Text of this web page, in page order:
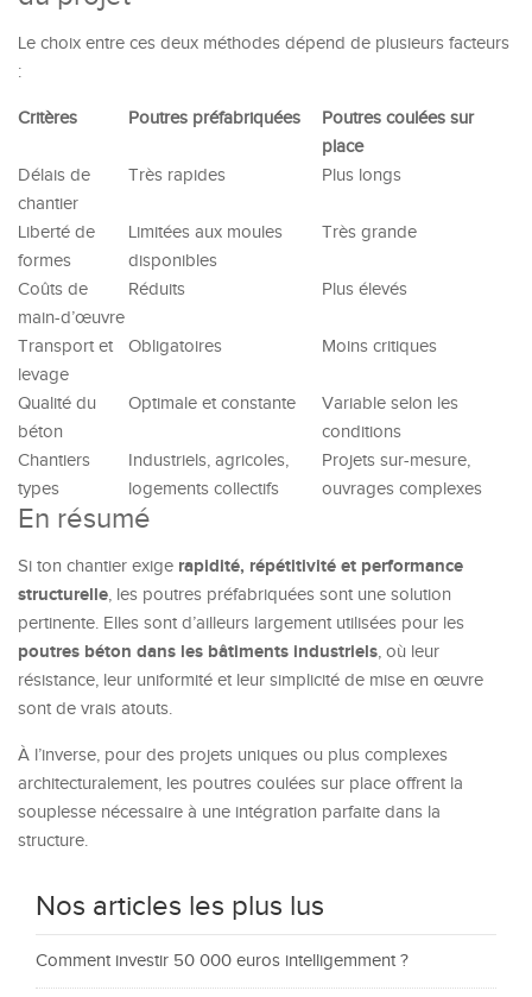
Le choix entre ces deux méthodes dépend de plusieurs facteurs
:
Critères Poutres préfabriquées
Poutres coulées sur
place
Délais de
chantier
Très rapides Plus longs
Liberté de
formes
Limitées aux moules
disponibles
Très grande
Coûts de
main-d’œuvre
Réduits Plus élevés
Transport et
levage
Obligatoires Moins critiques
Qualité du
béton
Optimale et constante
Variable selon les
conditions
Chantiers
types
Industriels, agricoles,
logements collectifs
Projets sur-mesure,
ouvrages complexes
En résumé
Si ton chantier exige rapidité, répétitivité et performance
structurelle, les poutres préfabriquées sont une solution
pertinente. Elles sont d’ailleurs largement utilisées pour les
poutres béton dans les bâtiments industriels, où leur
résistance, leur uniformité et leur simplicité de mise en œuvre
sont de vrais atouts.
À l’inverse, pour des projets uniques ou plus complexes
architecturalement, les poutres coulées sur place offrent la
souplesse nécessaire à une intégration parfaite dans la
structure.
Nos articles les plus lus
Comment investir 50 000 euros intelligemment ?